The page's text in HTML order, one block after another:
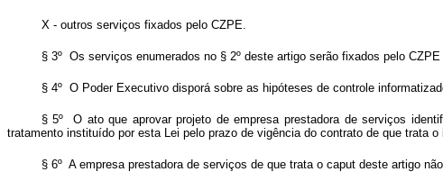
X - outros serviços fixados pelo CZPE.
§ 3º Os serviços enumerados no § 2º deste artigo serão fixados pelo
§ 4º O Poder Executivo disporá sobre as hipóteses de controle
§ 5º O ato que aprovar projeto de empresa prestadora de serviços
tratamento instituído por esta Lei pelo prazo de vigência do contrato de que trata o
§ 6º A empresa prestadora de serviços de que trata o caputdeste artigo